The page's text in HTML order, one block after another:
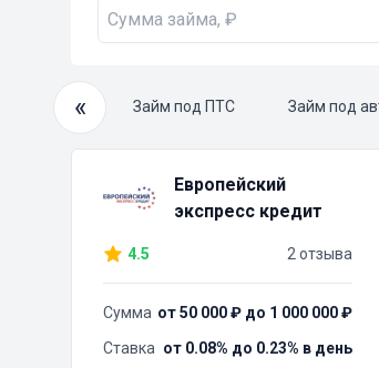
«
займ Займ под ПТС Займ под
Европейский
экспресс кредит
4.5 2 отзыва
Сумма от 50 000 ₽ до 1 000 000 ₽
Ставка от 0.08% до 0.23% в день